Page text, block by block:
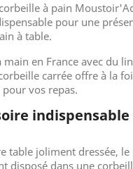
à pain
pour une
à table.
main en France avec du
carrée offre à la
vos repas.
table joliment dressée, le
disposé dans une